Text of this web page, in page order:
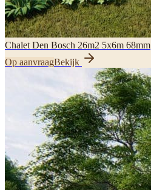
Chalet Den Bosch 26m2 5x6m 68mm
Op aanvraagBekijk